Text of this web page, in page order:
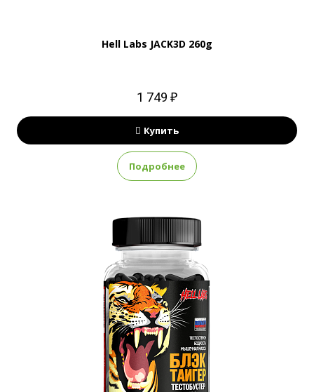
Hell Labs JACK3D 260g
1 749 ₽
Купить
Подробнее